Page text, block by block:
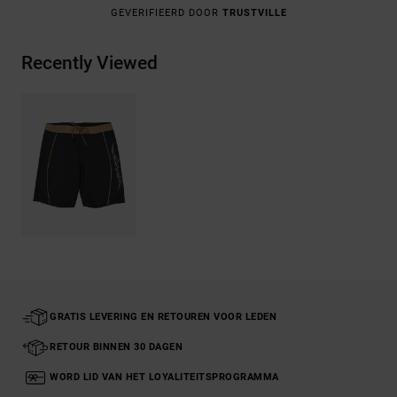
GEVERIFIEERD DOOR TRUSTVILLE
Recently Viewed
GRATIS LEVERING EN RETOUREN VOOR LEDEN
RETOUR BINNEN 30 DAGEN
WORD LID VAN HET LOYALITEITSPROGRAMMA